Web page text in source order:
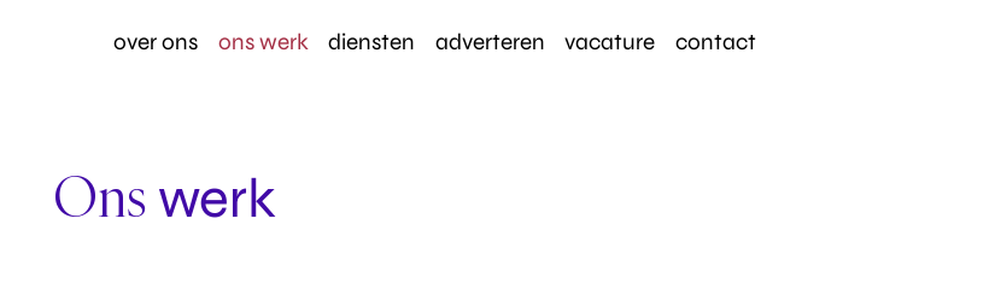
over ons ons werk diensten adverteren vacature contact
Onswerk